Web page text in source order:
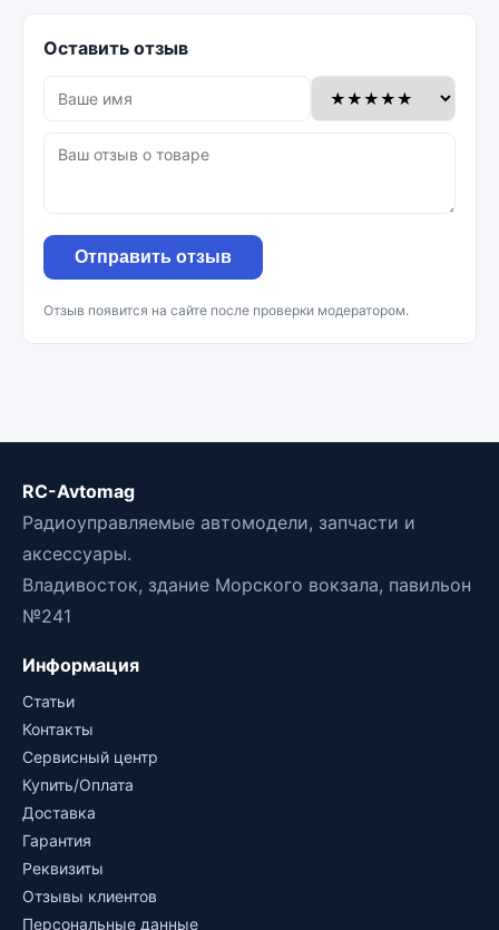
Оставить отзыв
Отправить отзыв
Отзыв появится на сайте после проверки модератором.
RC-Avtomag
Радиоуправляемые автомодели, запчасти и
аксессуары.
Владивосток, здание Морского вокзала, павильон
№241
Информация
Статьи
Контакты
Сервисный центр
Купить/Оплата
Доставка
Гарантия
Реквизиты
Отзывы клиентов
Персональные данные